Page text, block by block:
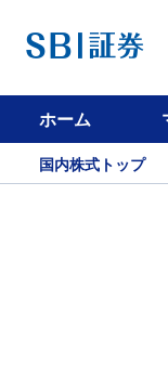
ホーム
国内株式トップ